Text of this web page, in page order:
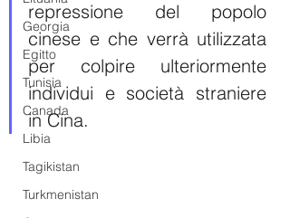
Georgia
Egitto
Tunisia
Canada
Libia
Tagikistan
Turkmenistan
repressione del popolo
cinese e che verrà utilizzata
per colpire ulteriormente
individui e società straniere
in Cina.